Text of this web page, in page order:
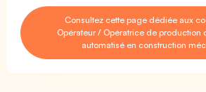
Consultez cette page dédiée aux
Opérateur / Opératrice de production
automatisé en construction